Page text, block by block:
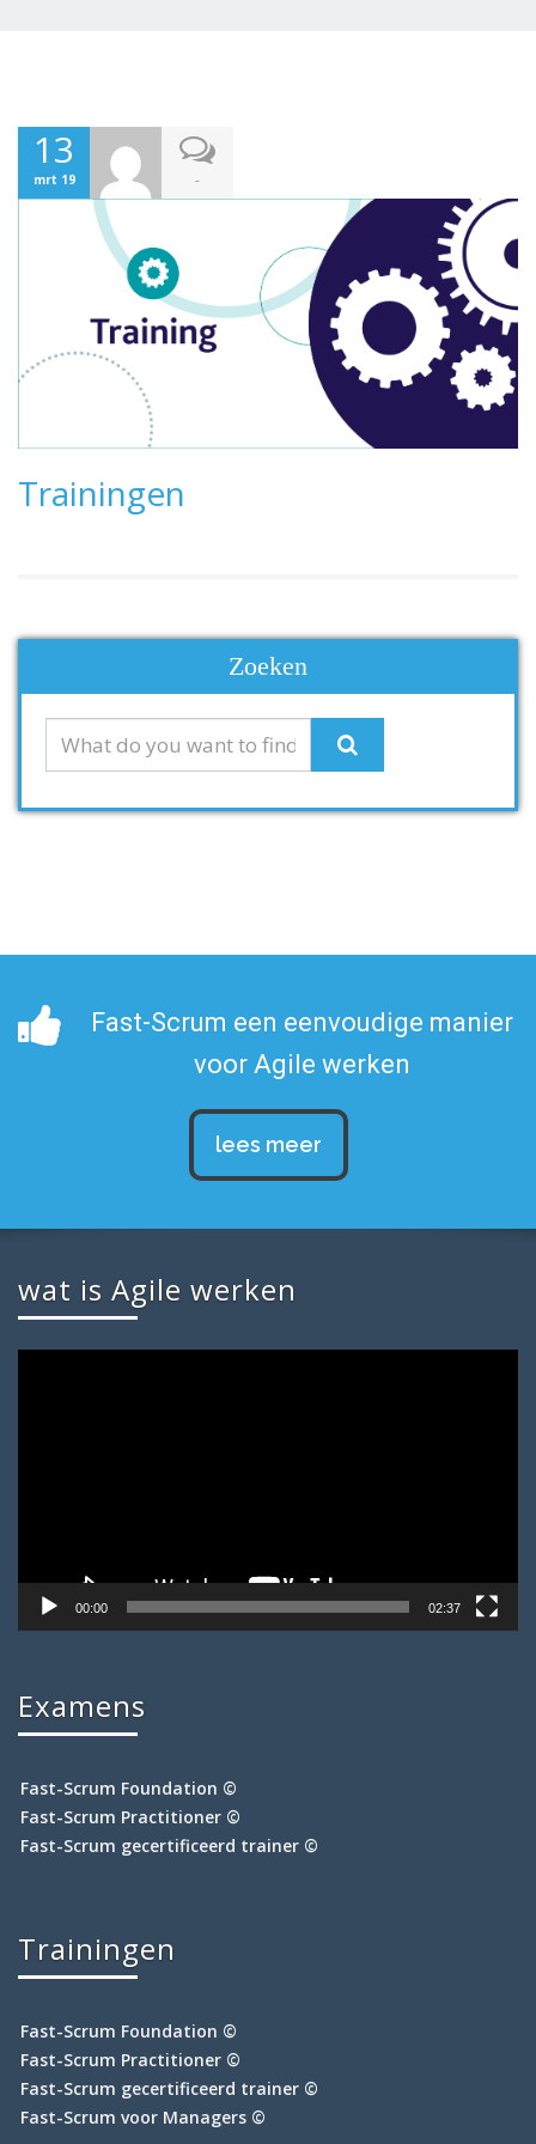
13
mrt 19 -
Trainingen
Zoeken
Fast-Scrum een eenvoudige manier
voor Agile werken
lees meer
wat is Agile werken
00:00 02:37
Examens
Fast-Scrum Foundation ©
Fast-Scrum Practitioner ©
Fast-Scrum gecertificeerd trainer ©
Trainingen
Fast-Scrum Foundation ©
Fast-Scrum Practitioner ©
Fast-Scrum gecertificeerd trainer ©
Fast-Scrum voor Managers ©